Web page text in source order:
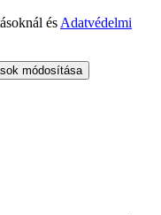
és Adatvédelmi
módosítása